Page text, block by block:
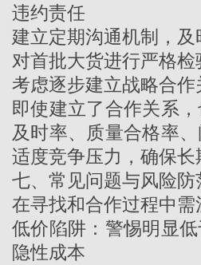
违约责任
建立定期沟通机制，
对首批大货进行严格
考虑逐步建立战略合
即使建立了合作关系
及时率、质量合格率
适度竞争压力，确保
七、常见问题与风险防
在寻找和合作过程中需
低价陷阱：警惕明显
隐性成本